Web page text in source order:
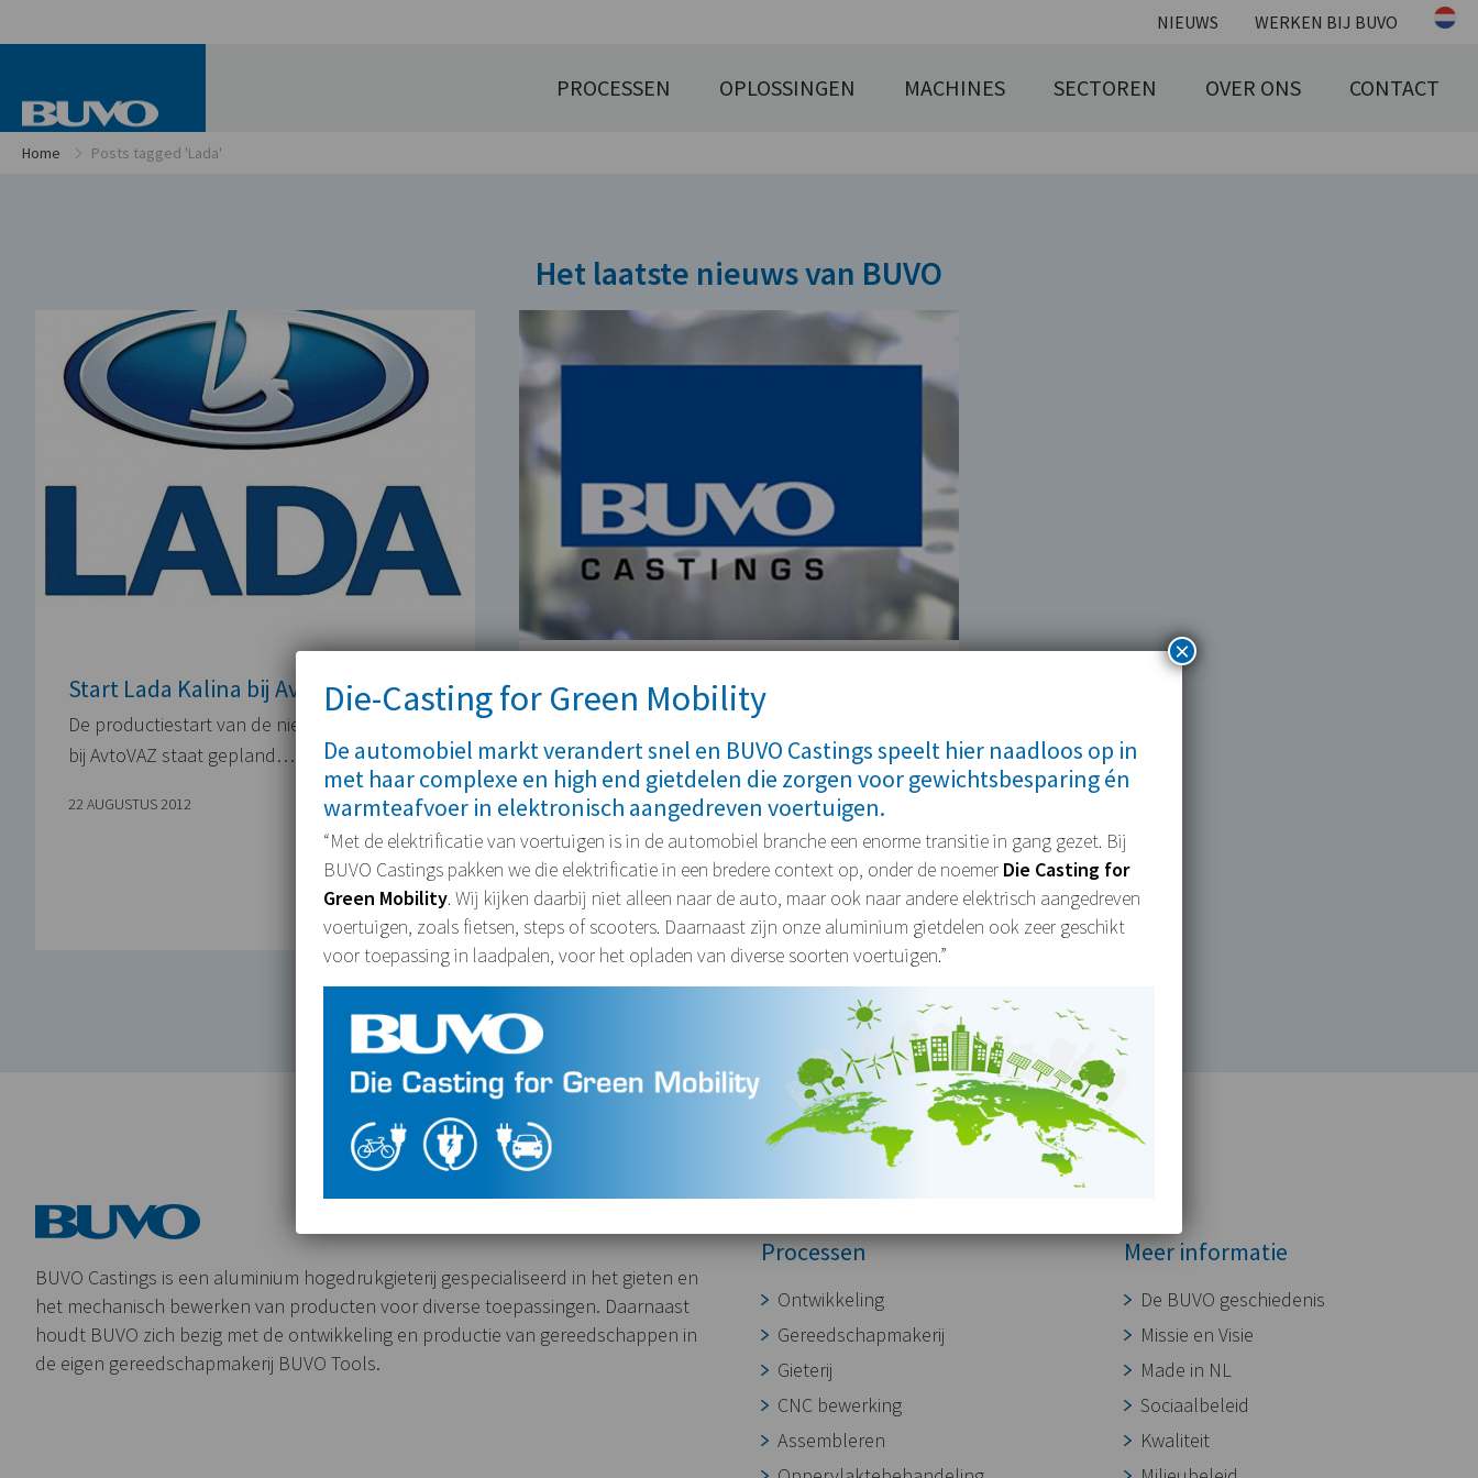
NIEUWS WERKEN BIJ BUVO
PROCESSEN OPLOSSINGEN MACHINES SECTOREN OVER ONS CONTACT
Home Posts tagged 'Lada'
Het laatste nieuws van BUVO
Start Lada Kalina bij AvtoVAZ
De productiestart van de nieuwe Lada Kalina
bij AvtoVAZ staat gepland…
22 AUGUSTUS 2012
BUVO investeert in extra rotofinish
capaciteit
In verband met de productiestart van enkele
nieuwe projecten (Golf VII…
16 AUGUSTUS 2012
BUVO Castings is een aluminium hogedrukgieterij gespecialiseerd in het gieten en
het mechanisch bewerken van producten voor diverse toepassingen. Daarnaast
houdt BUVO zich bezig met de ontwikkeling en productie van gereedschappen in
de eigen gereedschapmakerij BUVO Tools.
Processen
Ontwikkeling
Gereedschapmakerij
Gieterij
CNC bewerking
Assembleren
Meer informatie
De BUVO geschiedenis
Missie en Visie
Made in NL
Sociaalbeleid
Kwaliteit
Die-Casting for Green Mobility
De automobiel markt verandert snel en BUVO Castings speelt hier naadloos op in
met haar complexe en high end gietdelen die zorgen voor gewichtsbesparing én
warmteafvoer in elektronisch aangedreven voertuigen.
“Met de elektrificatie van voertuigen is in de automobiel branche een enorme transitie in gang gezet. Bij
BUVO Castings pakken we die elektrificatie in een bredere context op, onder de noemer Die Casting for
Green Mobility. Wij kijken daarbij niet alleen naar de auto, maar ook naar andere elektrisch aangedreven
voertuigen, zoals fietsen, steps of scooters. Daarnaast zijn onze aluminium gietdelen ook zeer geschikt
voor toepassing in laadpalen, voor het opladen van diverse soorten voertuigen.”
×